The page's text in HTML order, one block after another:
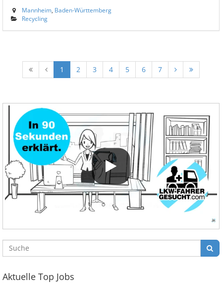
Mannheim, Baden-Württemberg
Recycling
1 2 3 4 5 6 7
Aktuelle Top Jobs